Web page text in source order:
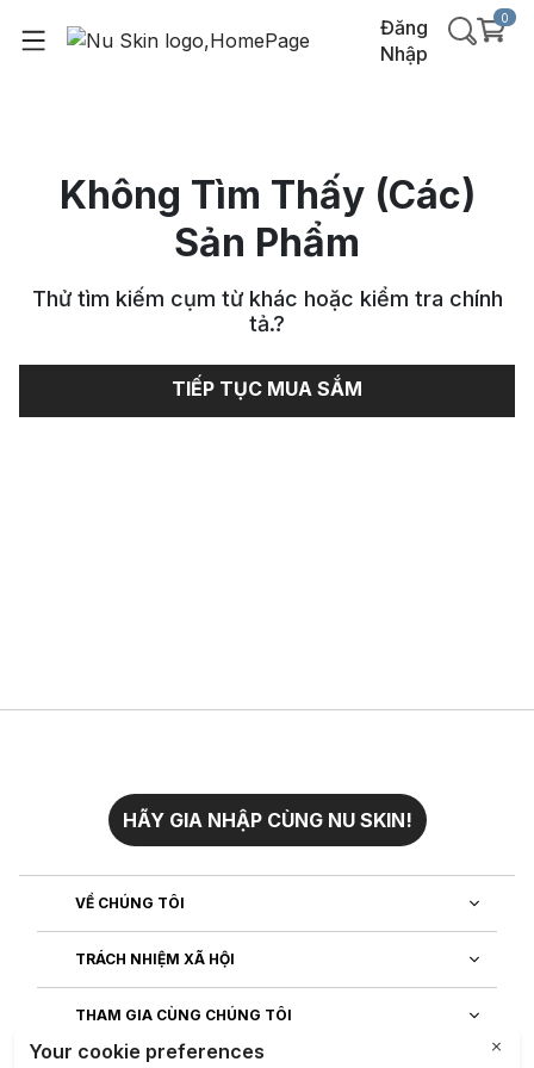
Đăng
Nhập
0
Không Tìm Thấy (Các)
Sản Phẩm
Thử tìm kiếm cụm từ khác hoặc kiểm tra chính
tả.?
TIẾP TỤC MUA SẮM
HÃY GIA NHẬP CÙNG NU SKIN!
VỀ CHÚNG TÔI
TRÁCH NHIỆM XÃ HỘI
THAM GIA CÙNG CHÚNG TÔI